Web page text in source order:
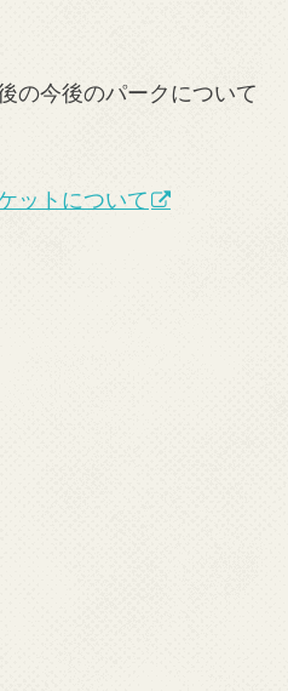
の今後のパークについて
ットについて